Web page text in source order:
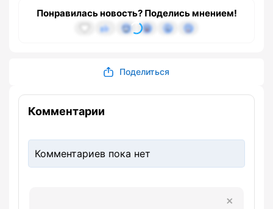
Понравилась новость? Поделись мнением!
Поделиться
Комментарии
Комментариев пока нет